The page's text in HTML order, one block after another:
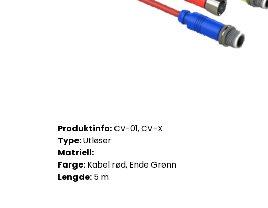
Produktinfo:CV-01, CV-X
Type:Utløser
Matriell:
Farge: Kabel rød, Ende Grønn
Lengde: 5 m